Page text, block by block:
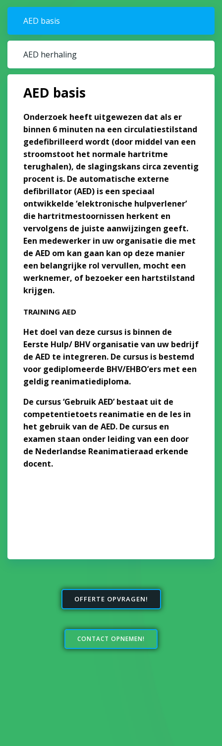
AED basis
AED herhaling
AED basis
Onderzoek heeft uitgewezen dat als er
binnen 6 minuten na een circulatiestilstand
gedefibrilleerd wordt (door middel van een
stroomstoot het normale hartritme
terughalen), de slagingskans circa zeventig
procent is. De automatische externe
defibrillator (AED) is een speciaal
ontwikkelde ‘elektronische hulpverlener’
die hartritmestoornissen herkent en
vervolgens de juiste aanwijzingen geeft.
Een medewerker in uw organisatie die met
de AED om kan gaan kan op deze manier
een belangrijke rol vervullen, mocht een
werknemer, of bezoeker een hartstilstand
krijgen.
TRAINING AED
Het doel van deze cursus is binnen de
Eerste Hulp/ BHVorganisatie van uw bedrijf
de AED te integreren. De cursus is bestemd
voor gediplomeerde BHV/EHBO’ers met een
geldig reanimatiediploma.
De cursus ‘Gebruik AED’ bestaat uit de
competentietoets reanimatie en de les in
het gebruik van de AED. De cursus en
examen staan onder leiding van een door
de Nederlandse Reanimatieraad erkende
docent.
OFFERTE OPVRAGEN!
CONTACT OPNEMEN!